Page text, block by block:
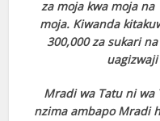
za moja kwa moja na
moja. Kiwanda
300,000 za sukari
Mradi wa Tatu ni wa
nzima ambapo Mradi